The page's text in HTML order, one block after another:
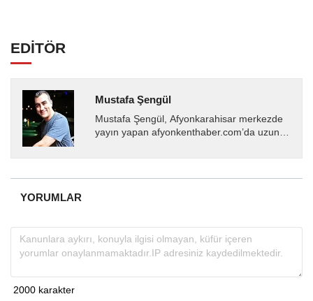
EDİTÖR
Mustafa Şengül
Mustafa Şengül, Afyonkarahisar merkezde
yayın yapan afyonkenthaber.com’da uzun
almakta, haber akışı...
YORUMLAR